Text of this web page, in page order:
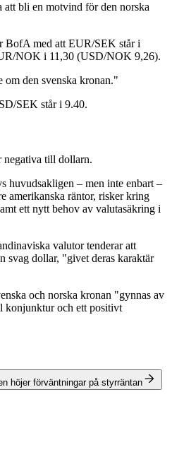
att bli en motvind för den norska
BofA med att EUR/SEK står i
NOK i 11,30 (USD/NOK 9,26).
om den svenska kronan."
SEK står i 9.40.
negativa till dollarn.
huvudsakligen – men inte enbart –
amerikanska räntor, risker kring
ett nytt behov av valutasäkring i
valutor tenderar att
svag dollar, "givet deras karaktär
och norska kronan "gynnas av
konjunktur och ett positivt
höjer förväntningar på styrräntan